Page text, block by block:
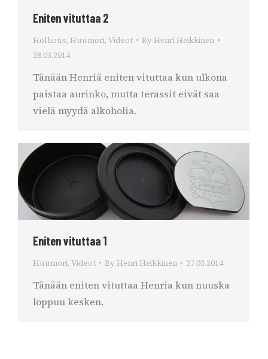
Eniten vituttaa 2
Holhous, Huumori, Videot By Henri Heikkinen
28.03.2014
Tänään Henriä eniten vituttaa kun ulkona
paistaa aurinko, mutta terassit eivät saa
vielä myydä alkoholia.
Eniten vituttaa 1
Huumori, Videot By Henri Heikkinen 27.03.2014
Tänään eniten vituttaa Henria kun nuuska
loppuu kesken.